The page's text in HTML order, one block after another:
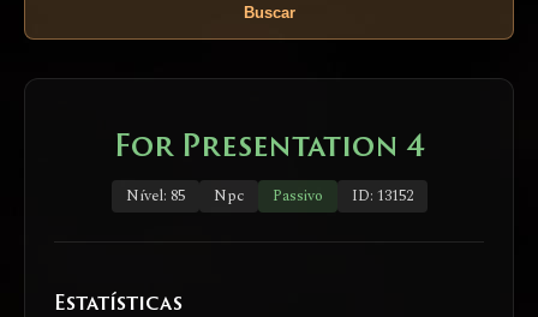
Buscar
For Presentation 4
Nível: 85 Npc Passivo ID: 13152
Estatísticas